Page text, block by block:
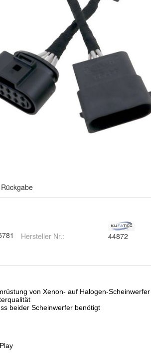
Hersteller Nr.: 44872